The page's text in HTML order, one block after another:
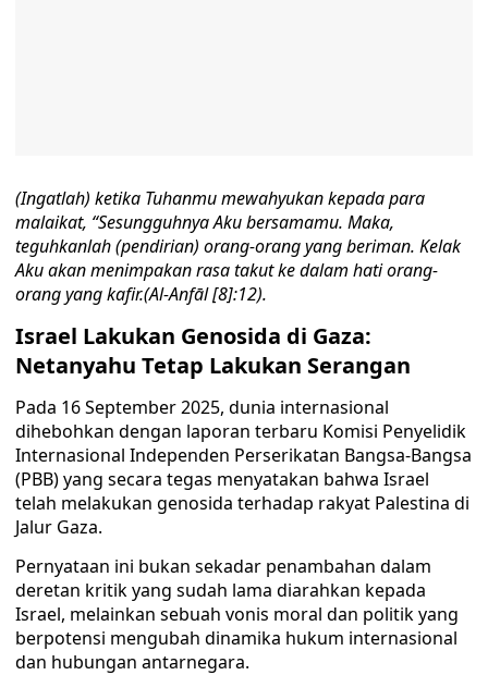
(Ingatlah) ketika Tuhanmu mewahyukan kepada para
malaikat, “Sesungguhnya Aku bersamamu. Maka,
teguhkanlah (pendirian) orang-orang yang beriman. Kelak
Aku akan menimpakan rasa takut ke dalam hati orang-
orang yang kafir.(Al-Anfāl [8]:12).
Israel Lakukan Genosida di Gaza:
Netanyahu Tetap Lakukan Serangan
Pada 16 September 2025, dunia internasional
dihebohkan dengan laporan terbaru Komisi Penyelidik
Internasional Independen Perserikatan Bangsa-Bangsa
(PBB) yang secara tegas menyatakan bahwa Israel
telah melakukan genosida terhadap rakyat Palestina di
Jalur Gaza.
Pernyataan ini bukan sekadar penambahan dalam
deretan kritik yang sudah lama diarahkan kepada
Israel, melainkan sebuah vonis moral dan politik yang
berpotensi mengubah dinamika hukum internasional
dan hubungan antarnegara.